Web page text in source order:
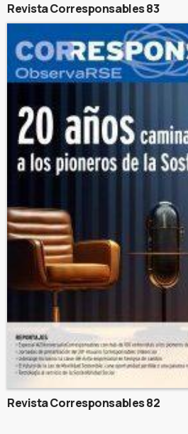
Revista Corresponsables 83
Revista Corresponsables 82